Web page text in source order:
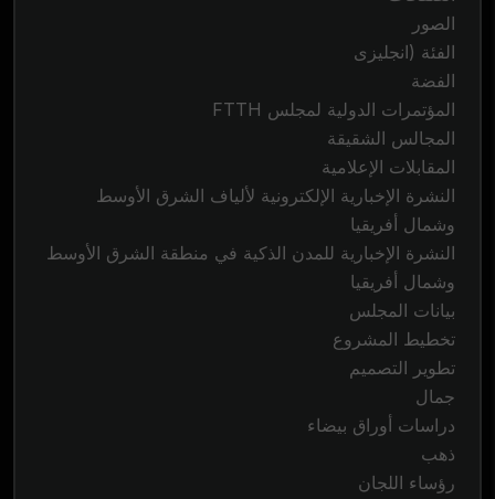
الصور
الفئة (انجليزى
الفضة
المؤتمرات الدولية لمجلس FTTH
المجالس الشقيقة
المقابلات الإعلامية
النشرة الإخبارية الإلكترونية لألياف الشرق الأوسط
وشمال أفريقيا
النشرة الإخبارية للمدن الذكية في منطقة الشرق الأوسط
وشمال أفريقيا
بيانات المجلس
تخطيط المشروع
تطوير التصميم
جمال
دراسات أوراق بيضاء
ذهب
رؤساء اللجان